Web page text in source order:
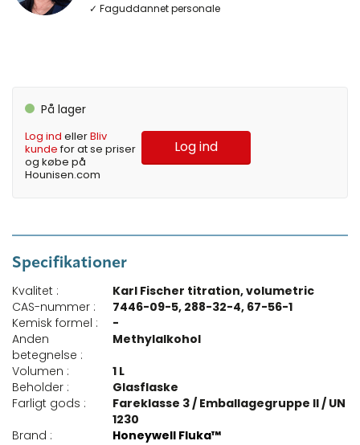
✓ Faguddannet personale
På lager
Log ind ellerBliv
kundefor at se priser
og købe på
Hounisen.com
Log ind
Specifikationer
Kvalitet :
Karl Fischer titration, volumetric
CAS-nummer :
7446-09-5, 288-32-4, 67-56-1
Kemisk formel :
-
Anden
betegnelse :
Methylalkohol
Volumen :
1 L
Beholder :
Glasflaske
Farligt gods :
Fareklasse 3 / Emballagegruppe II / UN
1230
Brand :
Honeywell Fluka™